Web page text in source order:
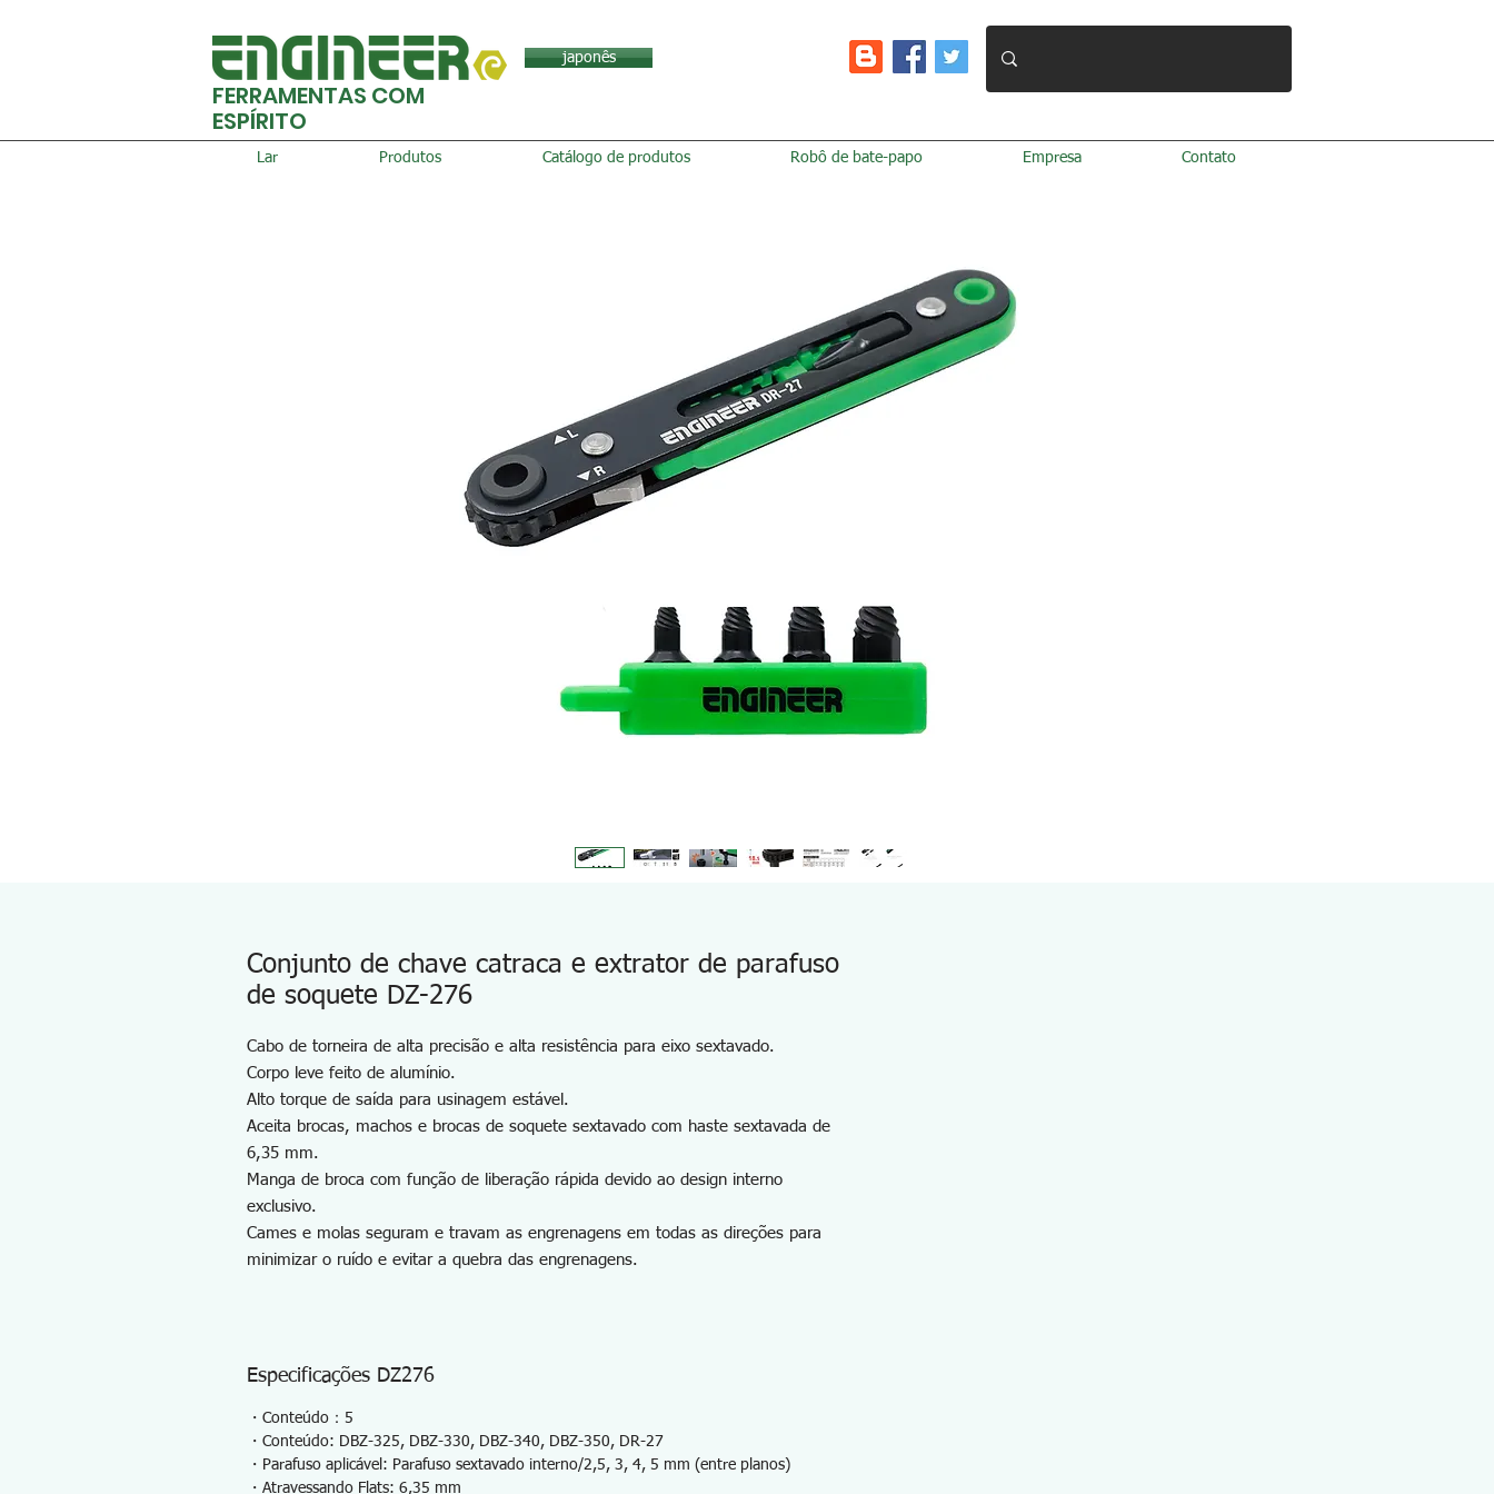
japonês
FERRAMENTAS COM
ESPÍRITO
Lar Produtos Catálogo de produtos Robô de bate-papo Empresa Contato
Conjunto de chave catraca e extrator de parafuso
de soquete DZ-276
Cabo de torneira de alta precisão e alta resistência para eixo sextavado.
Corpo leve feito de alumínio.
Alto torque de saída para usinagem estável.
Aceita brocas, machos e brocas de soquete sextavado com haste sextavada de
6,35 mm.
Manga de broca com função de liberação rápida devido ao design interno
exclusivo.
Cames e molas seguram e travam as engrenagens em todas as direções para
minimizar o ruído e evitar a quebra das engrenagens.
Especificações DZ276
・Conteúdo：5
・Conteúdo: DBZ-325, DBZ-330, DBZ-340, DBZ-350, DR-27
・Parafuso aplicável: Parafuso sextavado interno/2,5, 3, 4, 5 mm (entre planos)
・Atravessando Flats: 6,35 mm